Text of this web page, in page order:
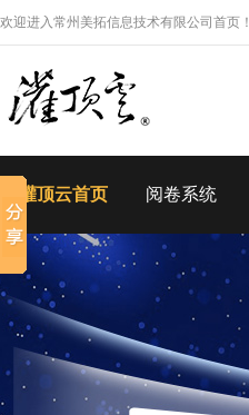
欢迎进入常州美拓信息技术有限公司首页！
灌顶云首页 阅卷系统